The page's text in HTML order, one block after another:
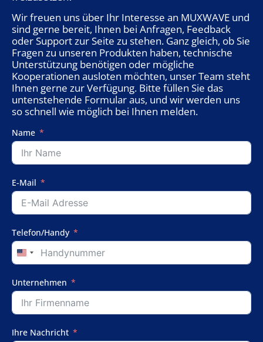
Wir freuen uns über Ihr Interesse an MUXWAVE und
sind gerne bereit, Ihnen bei Anfragen, Feedback
oder Support zur Seite zu stehen. Ganz gleich, ob Sie
Fragen zu unseren Produkten haben, technische
Unterstützung benötigen oder mögliche
Kooperationen ausloten möchten, unser Team steht
Ihnen gerne zur Verfügung. Bitte füllen Sie das
untenstehende Formular aus, und wir werden uns
so schnell wie möglich bei Ihnen melden.
Name
E-Mail
Telefon/Handy
United
States
+1
Unternehmen
Ihre Nachricht